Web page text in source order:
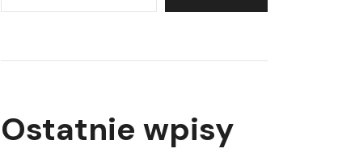
Ostatnie wpisy